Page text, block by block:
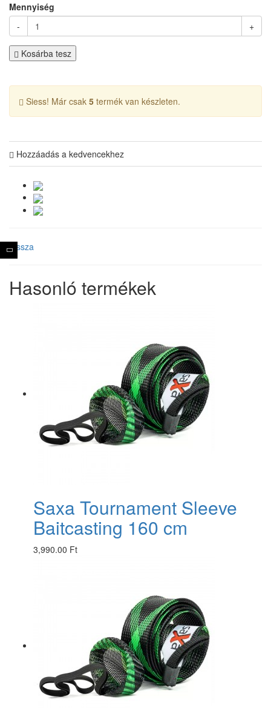
Mennyiség
-
+
Kosárba tesz
Siess! Már csak 5 termék van készleten.
Hozzáadás a kedvencekhez
Vissza
Hasonló termékek
Saxa Tournament Sleeve
Baitcasting 160 cm
3,990.00 Ft